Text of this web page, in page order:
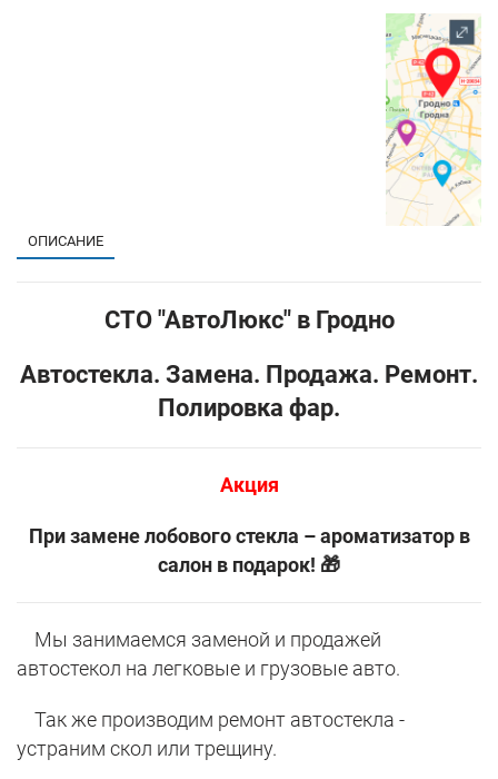
ОПИСАНИЕ
СТО "АвтоЛюкс" в Гродно
Автостекла. Замена. Продажа. Ремонт.
Полировка фар.
Акция
При замене лобового стекла – ароматизатор в
салон в подарок! 🎁
Мы занимаемся заменой и продажей
автостекол на легковые и грузовые авто.
Так же производим ремонт автостекла -
устраним скол или трещину.